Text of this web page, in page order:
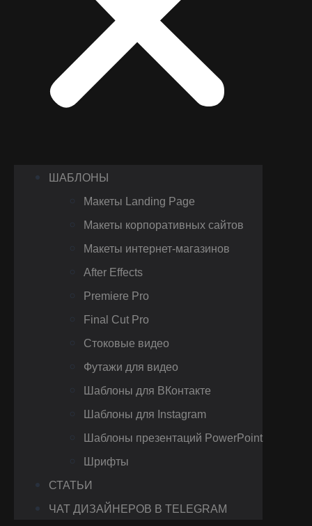
ШАБЛОНЫ
Макеты Landing Page
Макеты корпоративных сайтов
Макеты интернет-магазинов
After Effects
Premiere Pro
Final Cut Pro
Стоковые видео
Футажи для видео
Шаблоны для ВКонтакте
Шаблоны для Instagram
Шаблоны презентаций PowerPoint
Шрифты
СТАТЬИ
ЧАТ ДИЗАЙНЕРОВ В TELEGRAM